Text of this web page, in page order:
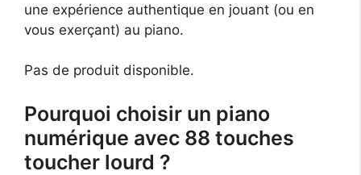
une expérience authentique en jouant (ou en
vous exerçant) au piano.
Pas de produit disponible.
Pourquoi choisir un piano
numérique avec 88 touches
toucher lourd ?